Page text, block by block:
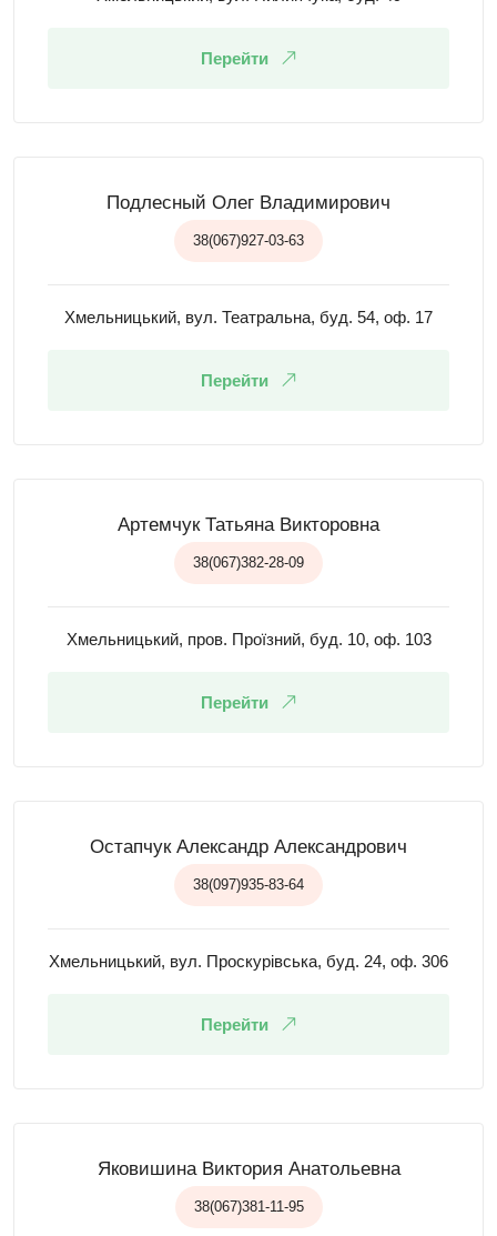
Перейти
Подлесный Олег Владимирович
38(067)927-03-63
Хмельницький, вул. Театральна, буд. 54, оф. 17
Перейти
Артемчук Татьяна Викторовна
38(067)382-28-09
Хмельницький, пров. Проїзний, буд. 10, оф. 103
Перейти
Остапчук Александр Александрович
38(097)935-83-64
Хмельницький, вул. Проскурівська, буд. 24, оф. 306
Перейти
Яковишина Виктория Анатольевна
38(067)381-11-95